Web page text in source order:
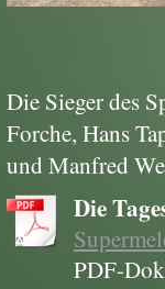
Die Sieger des
Forche, Hans
und Manfred
Die
PDF-